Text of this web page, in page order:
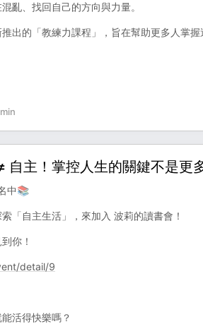
亂、找回自己的方向與力量。
出的「教練力課程」，旨在幫助更多人掌握
自主！掌控人生的關鍵不是更
中📚
「自主生活」，來加入 波莉的讀書會！
你！
detail/9
活得快樂嗎？